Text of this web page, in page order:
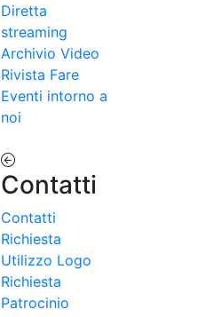
Diretta
streaming
Archivio Video
Rivista Fare
Eventi intorno a
noi
Contatti
Contatti
Richiesta
Utilizzo Logo
Richiesta
Patrocinio